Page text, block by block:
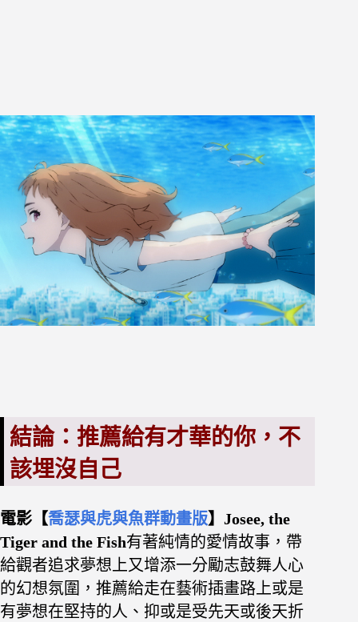
結論：推薦給有才華的你，不
該埋沒自己
電影【喬瑟與虎與魚群動畫版】Josee, the
Tiger and the Fish有著純情的愛情故事，帶
給觀者追求夢想上又增添一分勵志鼓舞人心
的幻想氛圍，推薦給走在藝術插畫路上或是
有夢想在堅持的人、抑或是受先天或後天折